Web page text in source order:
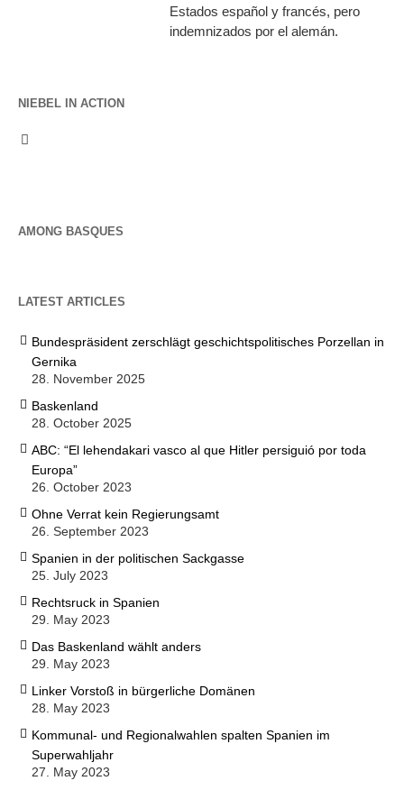
Estados español y francés, pero
indemnizados por el alemán.
NIEBEL IN ACTION
AMONG BASQUES
LATEST ARTICLES
Bundespräsident zerschlägt geschichtspolitisches Porzellan in
Gernika
28. November 2025
Baskenland
28. October 2025
ABC: “El lehendakari vasco al que Hitler persiguió por toda
Europa”
26. October 2023
Ohne Verrat kein Regierungsamt
26. September 2023
Spanien in der politischen Sackgasse
25. July 2023
Rechtsruck in Spanien
29. May 2023
Das Baskenland wählt anders
29. May 2023
Linker Vorstoß in bürgerliche Domänen
28. May 2023
Kommunal- und Regionalwahlen spalten Spanien im
Superwahljahr
27. May 2023